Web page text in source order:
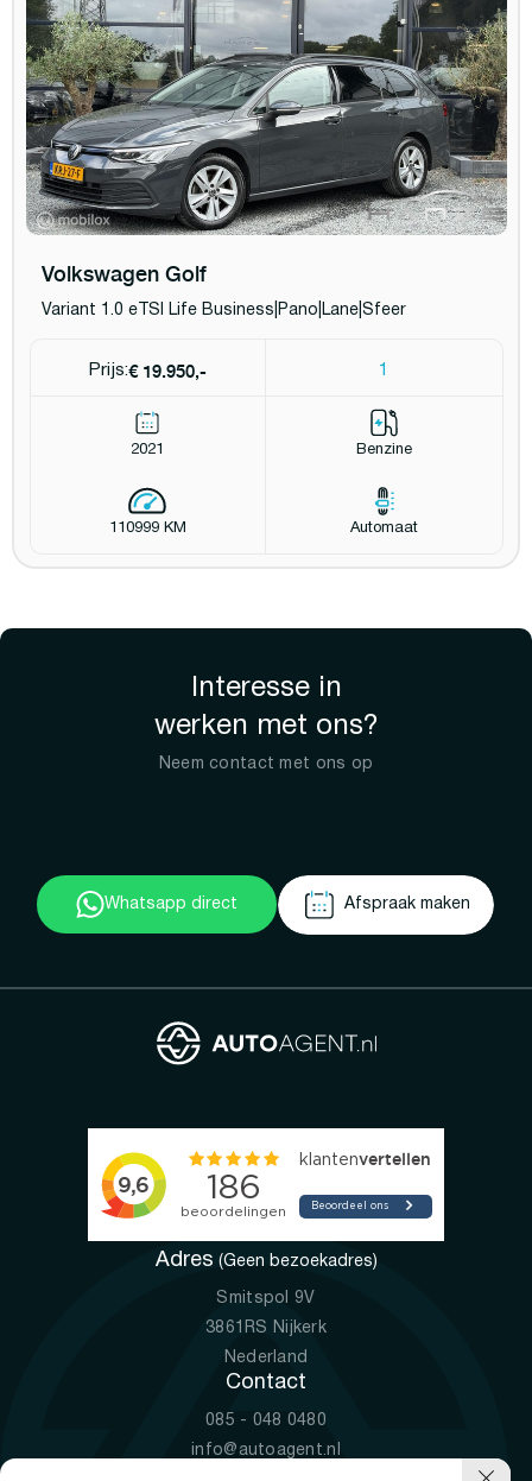
Volkswagen Golf
Variant 1.0 eTSI Life Business|Pano|Lane|Sfeer
Prijs:€ 19.950,- 1
2021 Benzine
110999 KM Automaat
Interesse in
werken met ons?
Neem contact met ons op
Whatsapp direct Afspraak maken
Adres (Geen bezoekadres)
Smitspol 9V
3861RS Nijkerk
Nederland
Contact
085 - 048 0480
info@autoagent.nl